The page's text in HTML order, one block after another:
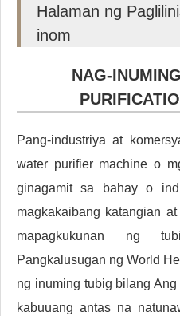
Halaman ng
inom
NAG-
Pang-industriya at
water purifier machine o
ginagamit sa bahay o
magkakaibang katangian
mapagkukunan ng
Pangkalusugan ng World
ng inuming tubig bilang
kabuuang antas na